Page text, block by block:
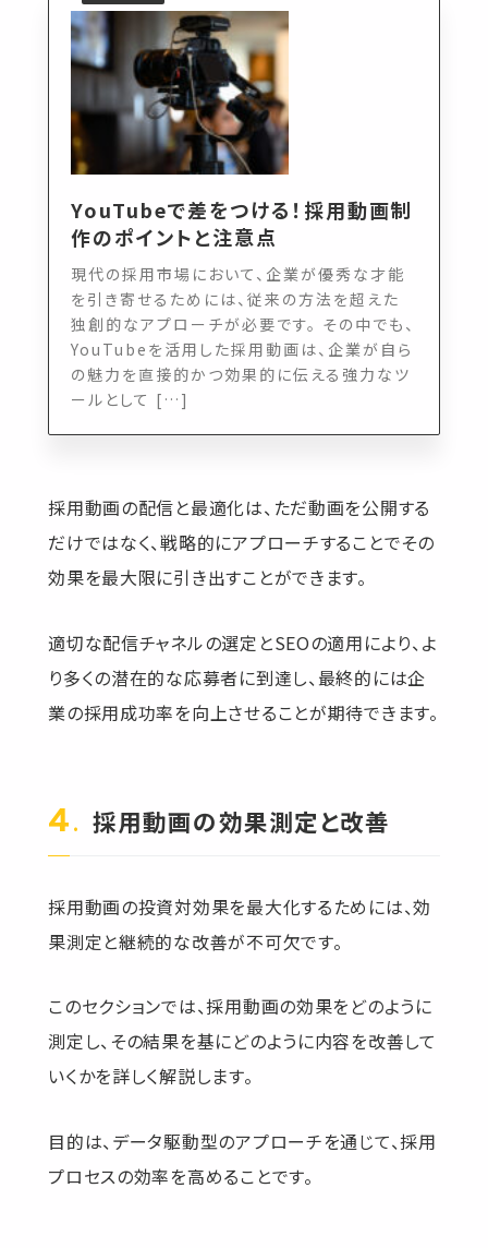
YouTubeで差をつける！採用動画制
作のポイントと注意点
現代の採用市場において、企業が優秀な才能
を引き寄せるためには、従来の方法を超えた
独創的なアプローチが必要です。 その中でも、
YouTubeを活用した採用動画は、企業が自ら
の魅力を直接的かつ効果的に伝える強力なツ
ールとして […]
採用動画の配信と最適化は、ただ動画を公開する
だけではなく、戦略的にアプローチすることでその
効果を最大限に引き出すことができます。
適切な配信チャネルの選定とSEOの適用により、よ
り多くの潜在的な応募者に到達し、最終的には企
業の採用成功率を向上させることが期待できます。
採用動画の効果測定と改善
採用動画の投資対効果を最大化するためには、効
果測定と継続的な改善が不可欠です。
このセクションでは、採用動画の効果をどのように
測定し、その結果を基にどのように内容を改善して
いくかを詳しく解説します。
目的は、データ駆動型のアプローチを通じて、採用
プロセスの効率を高めることです。